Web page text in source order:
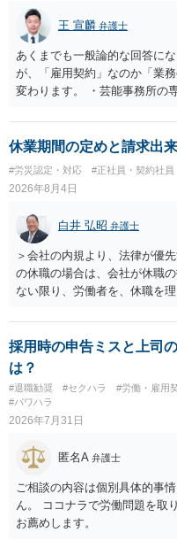
士にご相談下さい。
王 宣麟 弁護士
あくまでも一般論的な回答に
が、「雇用契約」なのか「業
変わります。 ・芸能事務所の
務上よくあるからといって当
害との対応関係や合理性が重
に有効になるわけではありま
基法16条で無効となる余地が
損害と比べて過大なら無効や
交渉は一般的です。 交渉の方
ースにする、算定根拠を明確
費・未回収費用のみ」に限定
前に契約書の内容をレビュー
す。 争点は、契約類型が雇用
るか、解除事由が双方にどう
合理的か、という複数論点に
バランスの問題もありますが
コストを抑えやすいので、資
をお勧めします。 ・事務所側
ト側に損害賠償が発生する建
し、事務所側が一方的に解除
は、合理性や対価性を欠くと
の重大な契約違反がある場合
あります。
休業期間の定めと請求出
#労災認定・対応 #正社員・契約社員
2026年8月4日
白井 弘昭 弁護士
＞会社の内規より、法律が優
の休職の場合は、会社が休職
ない限り、労働者を、休職を
期間満了による退職は、業務
ください。 仮に会社が打切り
に当たります。 ＞労災の休業
に、受け取れる金銭はありま
の安全配慮義務違反が認めら
責任（治療費、通院慰謝料、
災での第三者行為傷害（同僚
第三者の賠償責任も考えられ
ら控除（損益相殺）されます
は、第三者から支払ってもら
要になると思います（良い会
採用時の申告ミスと上司
は？
#退職勧奨 #セクハラ #労働・雇用
#パワハラ
2026年7月31日
匿名A 弁護士
ご相談の内容は個別具体的事
ん。 ココナラで労働問題を取
お薦めします。